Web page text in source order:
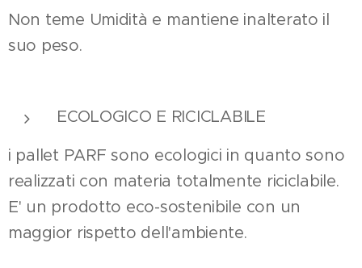
Non teme Umidità e mantiene inalterato il
suo peso.
ECOLOGICO E RICICLABILE
i pallet PARF sono ecologici in quanto sono
realizzati con materia totalmente riciclabile.
E' un prodotto eco-sostenibile con un
maggior rispetto dell'ambiente.